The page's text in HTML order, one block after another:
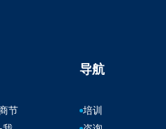
节
导航
培训